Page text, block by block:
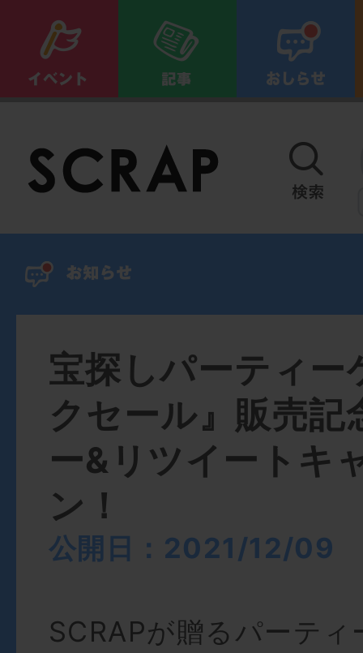
宝探しパーティー
クセール』販売記
ー&リツイートキ
ン！
公開日：2021/12/09
SCRAPが贈るパーテ